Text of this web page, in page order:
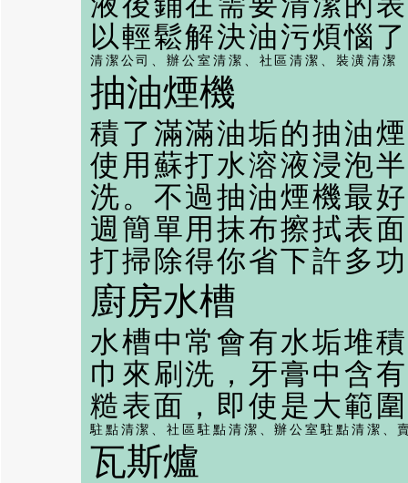
以輕鬆解決油污煩惱
清潔公司 、辦公室清潔 社區清潔 裝潢清潔
抽油煙機
積了滿滿油垢的抽油
使用蘇打水溶液浸泡
洗。不過抽油煙機最
週簡單用抹布擦拭表
打掃除得你省下許多
廚房水槽
水槽中常會有水垢堆
巾來刷洗，牙膏中含
糙表面，即使是大範
駐點清潔 、社區駐點清潔 、辦公室駐點清潔 、
瓦斯爐